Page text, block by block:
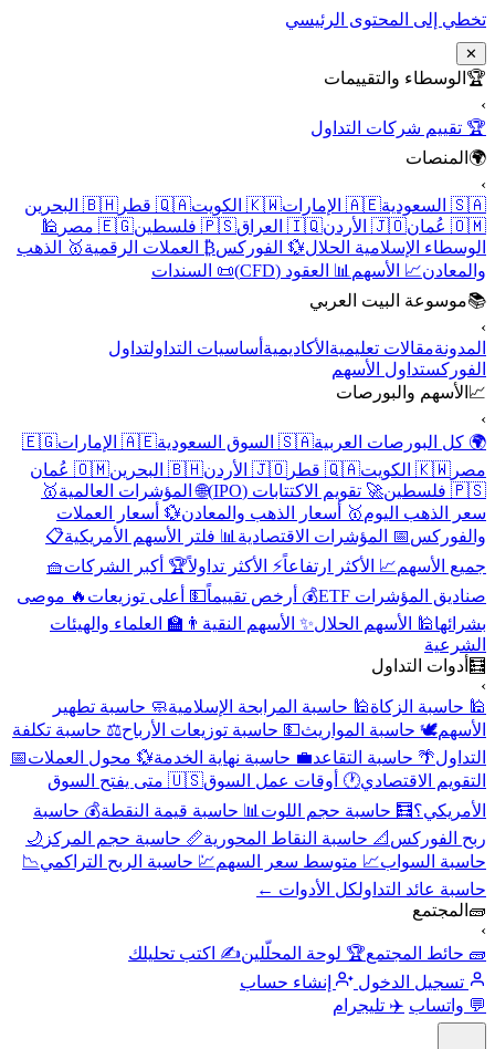
تخطي إلى المحتوى الرئيسي
✕
🏆 الوسطاء والتقييمات
›
🏆 تقييم شركات التداول
🌍 المنصات
›
🇸🇦 السعودية
🇦🇪 الإمارات 🇰🇼 الكويت 🇶🇦 قطر
🇧🇭 البحرين
🇴🇲 عُمان
🇯🇴 الأردن 🇮🇶 العراق 🇵🇸 فلسطين 🇪🇬 مصر
🕌
الوسطاء الإسلامية الحلال💱 الفوركس₿ العملات الرقمية🥇 الذهب
والمعادن📈 الأسهم 📊 العقود (CFD)
📜 السندات
📚موسوعة البيت العربي
›
المدونةمقالات تعليمية الأكاديمية أساسيات التداولتداول
الفوركستداول الأسهم
📈 الأسهم والبورصات
›
🌍 كل البورصات العربية🇸🇦 السوق السعودية 🇦🇪 الإمارات
🇪🇬
مصر 🇰🇼 الكويت 🇶🇦 قطر 🇯🇴 الأردن 🇧🇭 البحرين
🇴🇲 عُمان
🇵🇸 فلسطين
🚀 تقويم الاكتتابات (IPO) 🌐 المؤشرات العالمية🥇
سعر الذهب اليوم🥇 أسعار الذهب والمعادن💱 أسعار العملات
والفوركس📅 المؤشرات الاقتصادية 📊 فلتر الأسهم الأمريكية📋
جميع الأسهم📈 الأكثر ارتفاعاً⚡ الأكثر تداولاً🏆 أكبر الشركات🧺
صناديق المؤشرات ETF
💰 أرخص تقييماً💵 أعلى توزيعات 🔥 موصى
بشرائها🕌 الأسهم الحلال✨ الأسهم النقية 👨‍🏫 العلماء والهيئات
الشرعية
🧮 أدوات التداول
›
🕌 حاسبة الزكاة🕌 حاسبة المرابحة الإسلامية🧼 حاسبة تطهير
الأسهم🕊️ حاسبة المواريث💵 حاسبة توزيعات الأرباح⚖️ حاسبة تكلفة
التداول🌴 حاسبة التقاعد💼 حاسبة نهاية الخدمة💱 محول العملات📅
التقويم الاقتصادي🕐 أوقات عمل السوق
🇺🇸 متى يفتح السوق
الأمريكي؟🧮 حاسبة حجم اللوت 📊 حاسبة قيمة النقطة💰 حاسبة
ربح الفوركس 📐 حاسبة النقاط المحورية📏 حاسبة حجم المركز 🌙
حاسبة السواب📈 متوسط سعر السهم💹 حاسبة الربح التراكمي📉
حاسبة عائد التداولكل الأدوات ←
🧱 المجتمع
›
🧱 حائط المجتمع🏆 لوحة المحلّلين✍️ اكتب تحليلك
تسجيل الدخول
إنشاء حساب
💬 واتساب ✈️ تليجرام